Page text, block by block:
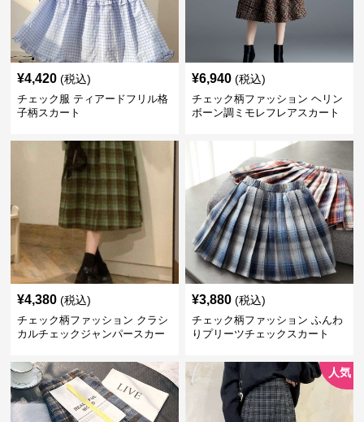
¥4,420 (税込)
チェック服 ティアードフリル格
子柄スカート
¥6,940 (税込)
チェック柄ファッション ヘリン
ボーン調ミモレフレアスカート
¥4,380 (税込)
チェック柄ファッション クラシ
カルチェックジャンパースカー
¥3,880 (税込)
チェック柄ファッション ふんわ
りプリーツチェックスカート
人気